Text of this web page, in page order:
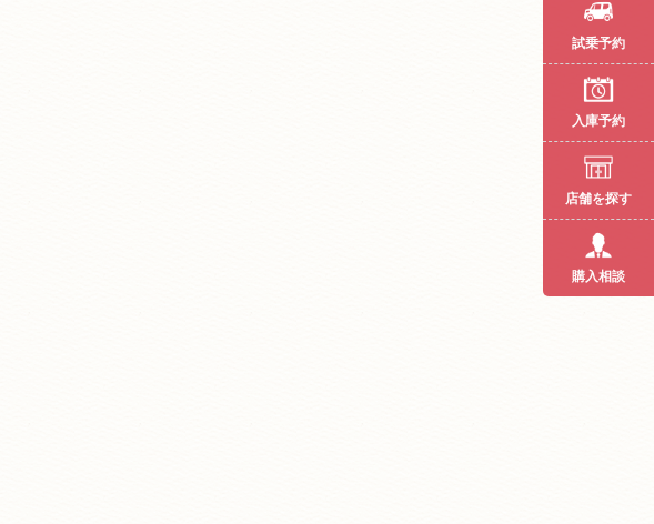
試乗予約
入庫予約
店舗を探す
購入相談